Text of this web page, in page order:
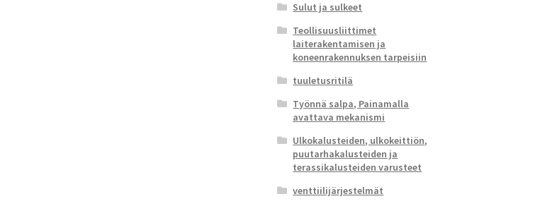
Sulut ja sulkeet
Teollisuusliittimet
laiterakentamisen ja
koneenrakennuksen tarpeisiin
tuuletusritilä
Työnnä salpa, Painamalla
avattava mekanismi
Ulkokalusteiden, ulkokeittiön,
puutarhakalusteiden ja
terassikalusteiden varusteet
venttiilijärjestelmät